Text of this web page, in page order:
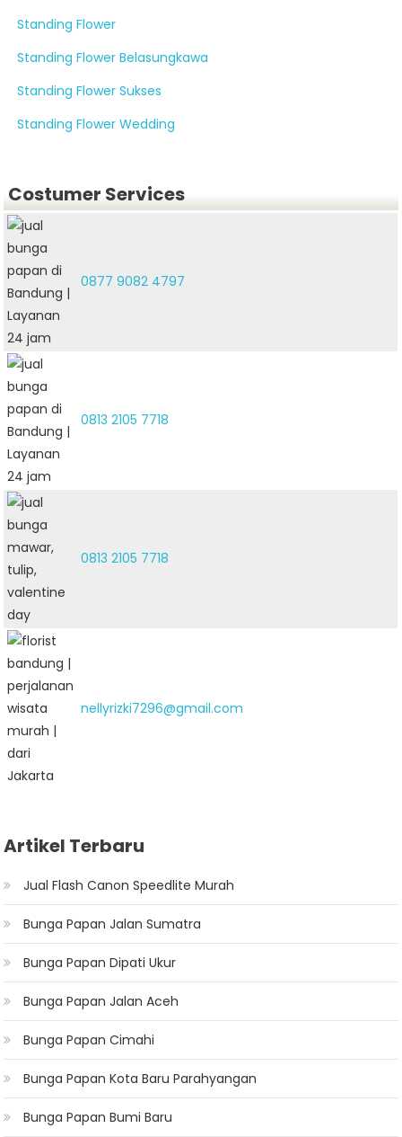
Standing Flower
Standing Flower Belasungkawa
Standing Flower Sukses
Standing Flower Wedding
Costumer Services
0877 9082 4797
0813 2105 7718
0813 2105 7718
nellyrizki7296@gmail.com
Artikel Terbaru
Jual Flash Canon Speedlite Murah
Bunga Papan Jalan Sumatra
Bunga Papan Dipati Ukur
Bunga Papan Jalan Aceh
Bunga Papan Cimahi
Bunga Papan Kota Baru Parahyangan
Bunga Papan Bumi Baru